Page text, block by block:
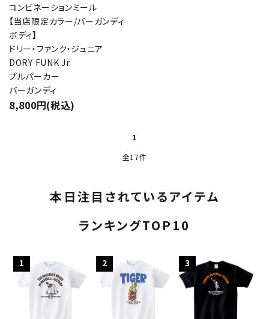
コンビネーションミール
【当店限定カラー/バーガンディ
ボディ】
ドリー・ファンク・ジュニア
DORY FUNK Jr.
プルパーカー
バーガンディ
8,800円(税込)
1
全17件
本日注目されているアイテム
ランキングTOP10
1 2 3